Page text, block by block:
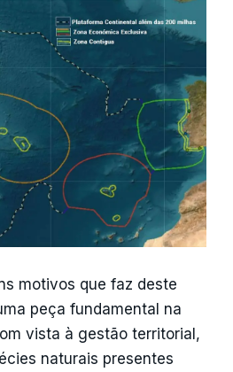
motivos que faz deste
peça fundamental na
vista à gestão territorial,
naturais presentes